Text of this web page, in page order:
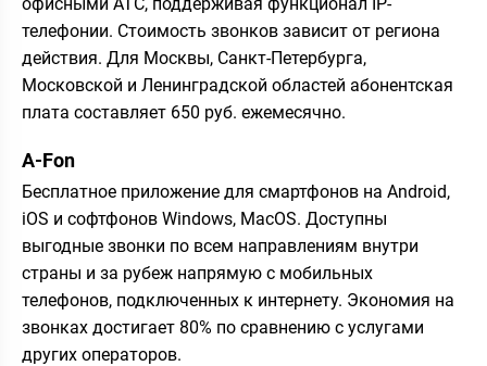
телефонии. Стоимость звонков зависит от региона
действия. Для Москвы, Санкт-Петербурга,
Московской и Ленинградской областей абонентская
плата составляет 650 руб. ежемесячно.
A-Fon
Бесплатное приложение для смартфонов на Android,
iOS и софтфонов Windows, MacOS. Доступны
выгодные звонки по всем направлениям внутри
страны и за рубеж напрямую с мобильных
телефонов, подключенных к интернету. Экономия на
звонках достигает 80% по сравнению с услугами
других операторов.